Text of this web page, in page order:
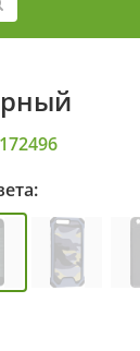
172496